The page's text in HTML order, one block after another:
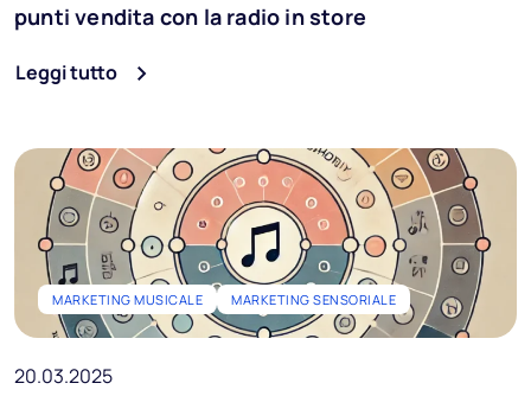
punti vendita con la radio in store
Leggi tutto
MARKETING MUSICALE MARKETING SENSORIALE
20.03.2025